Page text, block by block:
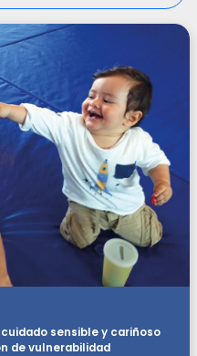
sensible y cariñoso
de vulnerabilidad